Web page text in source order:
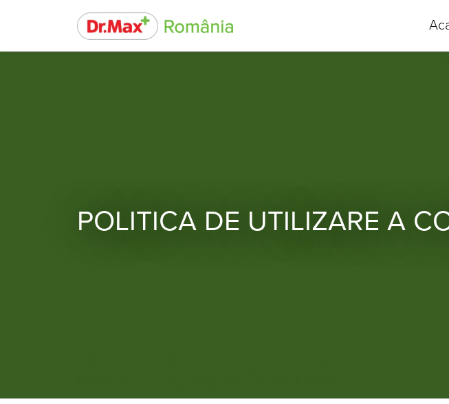
POLITICA DE UTILIZARE A